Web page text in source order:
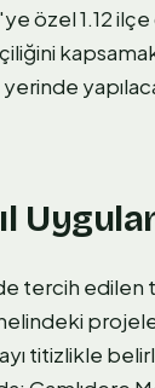
özel 1.12 ilçe
tercih edilen
titizlikle